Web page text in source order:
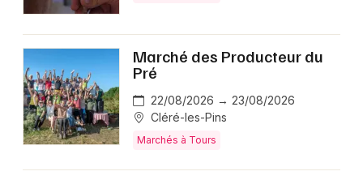
Marché des Producteur du
Pré
22/08/2026 → 23/08/2026
Cléré-les-Pins
Marchés à Tours